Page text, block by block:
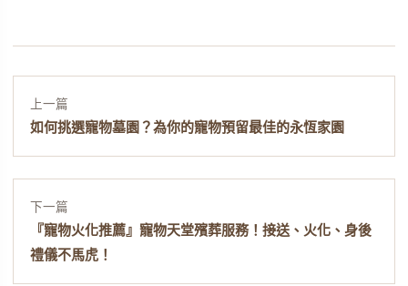
上一篇
如何挑選寵物墓園？為你的寵物預留最佳的永恆家園
下一篇
『寵物火化推薦』寵物天堂殯葬服務！接送、火化、身後
禮儀不馬虎！